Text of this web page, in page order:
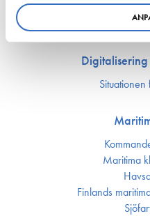
Ship Happens: Bekanta dig
Maritima
Finlands